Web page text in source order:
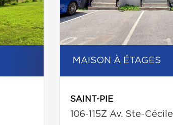
MAISON À ÉTAGES
SAINT-PIE
106-115Z Av. Ste-Cécile